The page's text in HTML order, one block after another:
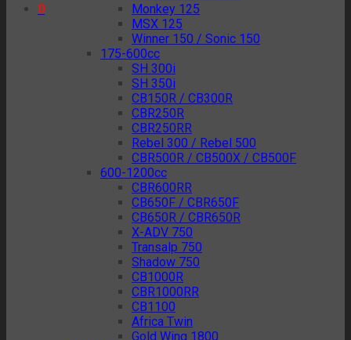
0
Monkey 125
MSX 125
Winner 150 / Sonic 150
175-600cc
SH 300i
SH 350i
CB150R / CB300R
CBR250R
CBR250RR
Rebel 300 / Rebel 500
CBR500R / CB500X / CB500F
600-1200cc
CBR600RR
CB650F / CBR650F
CB650R / CBR650R
X-ADV 750
Transalp 750
Shadow 750
CB1000R
CBR1000RR
CB1100
Africa Twin
Gold Wing 1800